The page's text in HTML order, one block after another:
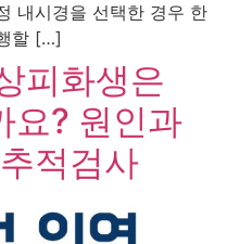
내시경을 선택한 경우 한
할 […]
피화생은
요? 원인과
적검사